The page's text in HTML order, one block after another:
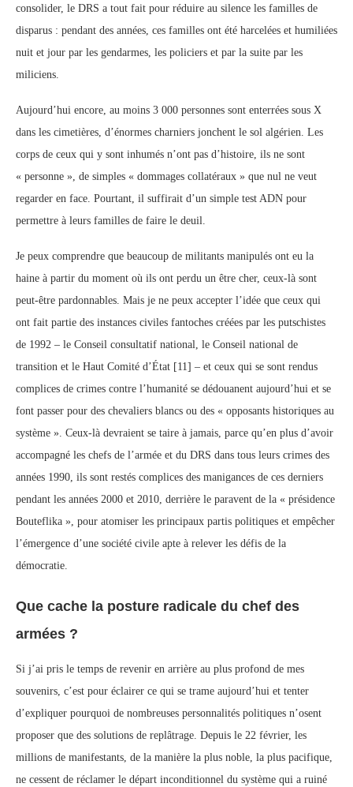
consolider, le DRS a tout fait pour réduire au silence les familles de
disparus : pendant des années, ces familles ont été harcelées et humiliées
nuit et jour par les gendarmes, les policiers et par la suite par les
miliciens.
Aujourd’hui encore, au moins 3 000 personnes sont enterrées sous X
dans les cimetières, d’énormes charniers jonchent le sol algérien. Les
corps de ceux qui y sont inhumés n’ont pas d’histoire, ils ne sont
« personne », de simples « dommages collatéraux » que nul ne veut
regarder en face. Pourtant, il suffirait d’un simple test ADN pour
permettre à leurs familles de faire le deuil.
Je peux comprendre que beaucoup de militants manipulés ont eu la
haine à partir du moment où ils ont perdu un être cher, ceux-là sont
peut-être pardonnables. Mais je ne peux accepter l’idée que ceux qui
ont fait partie des instances civiles fantoches créées par les putschistes
de 1992 – le Conseil consultatif national, le Conseil national de
transition et le Haut Comité d’État [11] – et ceux qui se sont rendus
complices de crimes contre l’humanité se dédouanent aujourd’hui et se
font passer pour des chevaliers blancs ou des « opposants historiques au
système ». Ceux-là devraient se taire à jamais, parce qu’en plus d’avoir
accompagné les chefs de l’armée et du DRS dans tous leurs crimes des
années 1990, ils sont restés complices des manigances de ces derniers
pendant les années 2000 et 2010, derrière le paravent de la « présidence
Bouteflika », pour atomiser les principaux partis politiques et empêcher
l’émergence d’une société civile apte à relever les défis de la
démocratie.
Que cache la posture radicale du chef des
armées ?
Si j’ai pris le temps de revenir en arrière au plus profond de mes
souvenirs, c’est pour éclairer ce qui se trame aujourd’hui et tenter
d’expliquer pourquoi de nombreuses personnalités politiques n’osent
proposer que des solutions de replâtrage. Depuis le 22 février, les
millions de manifestants, de la manière la plus noble, la plus pacifique,
ne cessent de réclamer le départ inconditionnel du système qui a ruiné